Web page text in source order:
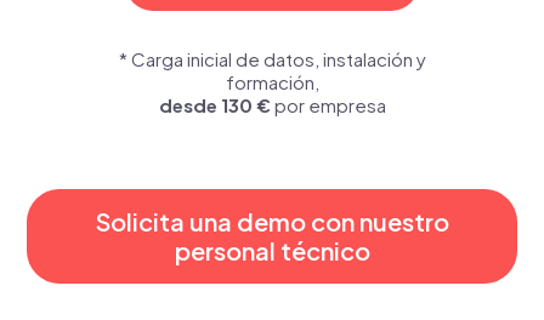
* Carga inicial de datos, instalación y
formación,
desde 130 €por empresa
Solicita una demo con nuestro
personal técnico